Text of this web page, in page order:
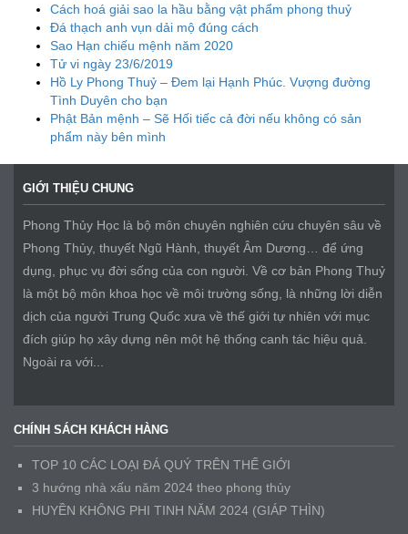
Cách hoá giải sao la hầu bằng vật phẩm phong thuỷ
Đá thạch anh vụn dải mộ đúng cách
Sao Hạn chiếu mệnh năm 2020
Tử vi ngày 23/6/2019
Hồ Ly Phong Thuỷ – Đem lại Hạnh Phúc. Vượng đường
Tình Duyên cho bạn
Phật Bản mệnh – Sẽ Hối tiếc cả đời nếu không có sản
phẩm này bên mình
GIỚI THIỆU CHUNG
Phong Thủy Học là bộ môn chuyên nghiên cứu chuyên sâu về
Phong Thủy, thuyết Ngũ Hành, thuyết Âm Dương… để ứng
dụng, phục vụ đời sống của con người. Về cơ bản Phong Thuỷ
là một bộ môn khoa học về môi trường sống, là những lời diễn
dịch của người Trung Quốc xưa về thế giới tự nhiên với mục
đích giúp họ xây dựng nên một hệ thống canh tác hiệu quả.
Ngoài ra với...
CHÍNH SÁCH KHÁCH HÀNG
TOP 10 CÁC LOẠI ĐÁ QUÝ TRÊN THẾ GIỚI
3 hướng nhà xấu năm 2024 theo phong thủy
HUYỀN KHÔNG PHI TINH NĂM 2024 (GIÁP THÌN)